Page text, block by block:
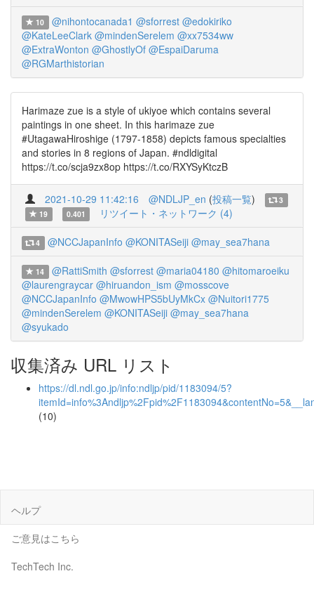
10 @nihontocanada1 @sforrest @edokiriko
@KateLeeClark @mindenSerelem @xx7534ww
@ExtraWonton @GhostlyOf @EspaiDaruma
@RGMarthistorian
Harimaze zue is a style of ukiyoe which contains several
paintings in one sheet. In this harimaze zue
#UtagawaHiroshige (1797-1858) depicts famous specialties
and stories in 8 regions of Japan. #ndldigital
https://t.co/scja9zx8op https://t.co/RXYSyKtczB
2021-10-29 11:42:16 @NDLJP_en (投稿一覧)
3
19
0.401 リツイート・ネットワーク (4)
4 @NCCJapanInfo @KONITASeiji @may_sea7hana
14 @RattiSmith @sforrest @maria04180 @hitomaroeiku
@laurengraycar @hiruandon_ism @mosscove
@NCCJapanInfo @MwowHPS5bUyMkCx @Nuitori1775
@mindenSerelem @KONITASeiji @may_sea7hana
@syukado
収集済み URL リスト
https://dl.ndl.go.jp/info:ndljp/pid/1183094/5?
(10)
ヘルプ
ご意見はこちら
TechTech Inc.